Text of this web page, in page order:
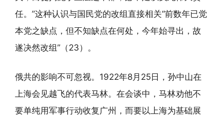
任。”这种认识与国民党的改组直接相关“前数年已觉
本党之缺点，但不知缺点在何处，今年始寻出，故
遂决然改组”（23）。
俄共的影响不可忽视。1922年8月25日，孙中山在
上海会见越飞的代表马林。在会谈中，马林劝他不
要单纯用军事行动收复广州，而要以上海为基础展